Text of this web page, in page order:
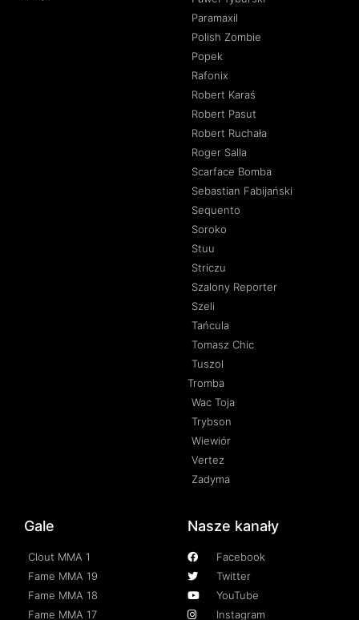
Paramaxil
Polish Zombie
Popek
Rafonix
Robert Karaś
Robert Pasut
Robert Ruchała
Roger Salla
Scarface Bomba
Sebastian Fabijański
Sequento
Soroko
Stuu
Striczu
Szalony Reporter
Szeli
Tańcula
Tomasz Chic
Tuszol
Tromba
Wac Toja
Trybson
Wiewiór
Vertez
Zadyma
Gale
Clout MMA 1
Fame MMA 19
Fame MMA 18
Fame MMA 17
Nasze kanały
Facebook
Twitter
YouTube
Instagram